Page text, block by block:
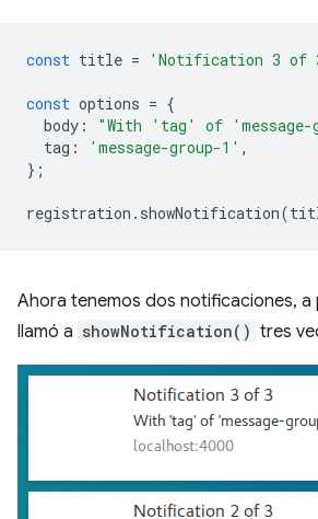
const title = 'Notification 3 of
const options = {
body : "With 'tag' of 'message-
tag : 'message-group-1' ,
};
registration . showNotification(
Ahora tenemos dos notificaciones, a
llamó a showNotification() tres